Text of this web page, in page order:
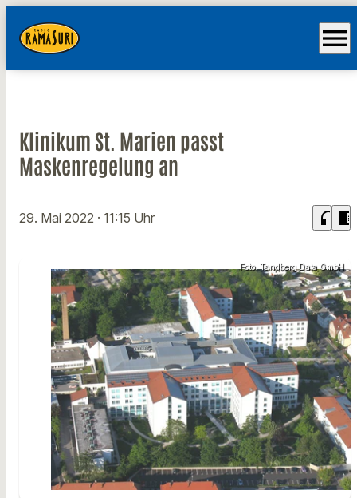
menu
Klinikum St. Marien passt
Maskenregelung an
29. Mai 2022 · 11:15 Uhr headphones chrome_reader_mode
Foto: Tandberg Data GmbH